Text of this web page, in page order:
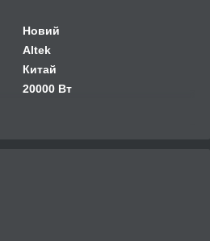
Новий
Altek
Китай
20000 Вт